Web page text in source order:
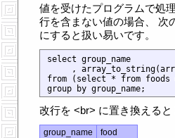
値を受けたプログラムで処
行を含まない値の場合、 次
にすると扱い易いです。
select group_name
,
from (select * from foods
改行を <br> に置き換えると
group_name food